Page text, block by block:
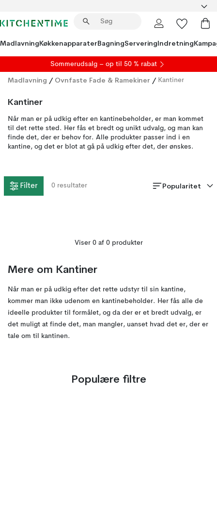
MadlavningKøkkenapparaterBagningServeringIndretning
Sommerudsalg – op til 50 % rabat
Madlavning / Ovnfaste Fade & Ramekiner / Kantiner
Kantiner
Når man er på udkig efter en kantinebeholder, er man kommet
til det rette sted. Her fås et bredt og unikt udvalg, og man kan
finde det, der er behov for. Alle produkter passer ind i en
kantine, og det er blot at gå på udkig efter det, der ønskes.
Filter 0 resultater Popularitet
Viser 0 af 0 produkter
Mere om Kantiner
Når man er på udkig efter det rette udstyr til sin kantine,
kommer man ikke udenom en kantinebeholder. Her fås alle de
ideelle produkter til formålet, og da der er et bredt udvalg, er
det muligt at finde det, man mangler, uanset hvad det er, der er
tale om til kantinen.
Populære filtre